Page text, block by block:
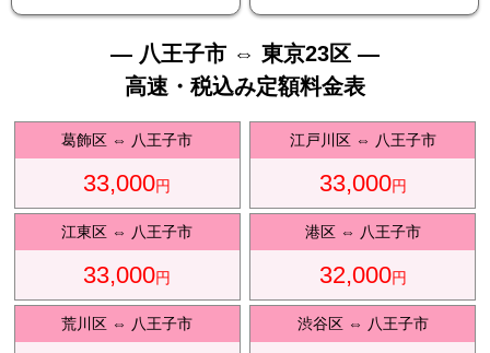
お勧
— 八王子市 ⇔ 東京23区 —
高速・税込み定額料金表
葛飾区 ⇔ 八王子市
33,000円
江戸川区⇔ 八王子市
33,000円
江東区 ⇔ 八王子市
33,000円
港区⇔ 八王子市
32,000円
荒川区 ⇔ 八王子市 渋谷区⇔ 八王子市